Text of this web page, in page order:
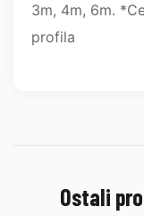
3m, 4m, 6m.
profila
Ostali